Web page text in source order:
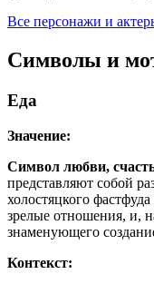
Все персонажи и
Символы и
Еда
Значение:
Символ любви,
представляют собой
холостяцкого
зрелые отношения, и,
знаменующего
Контекст: